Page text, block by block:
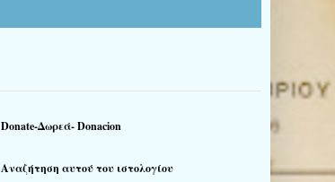
Donate-Δωρεά- Donacion
Αναζήτηση αυτού του ιστολογίου